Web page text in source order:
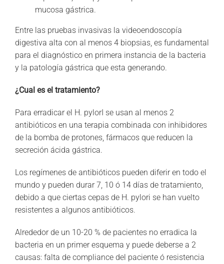
mucosa gástrica.
Entre las pruebas invasivas la videoendoscopía
digestiva alta con al menos 4 biopsias, es fundamental
para el diagnóstico en primera instancia de la bacteria
y la patología gástrica que esta generando.
¿Cual es el tratamiento?
Para erradicar el H. pylorI se usan al menos 2
antibióticos en una terapia combinada con inhibidores
de la bomba de protones, fármacos que reducen la
secreción ácida gástrica.
Los regímenes de antibióticos pueden diferir en todo el
mundo y pueden durar 7, 10 ó 14 días de tratamiento,
debido a que ciertas cepas de H. pylori se han vuelto
resistentes a algunos antibióticos.
Alrededor de un 10-20 % de pacientes no erradica la
bacteria en un primer esquema y puede deberse a 2
causas: falta de compliance del paciente ó resistencia